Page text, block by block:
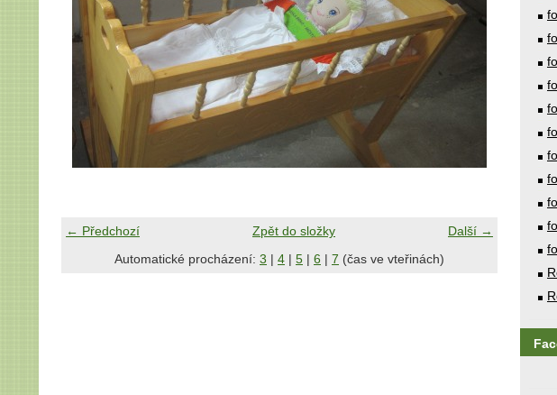
← Předchozí Další →
Zpět do složky
Automatické procházení: 3 | 4 | 5 | 6 | 7 (čas ve vteřinách)